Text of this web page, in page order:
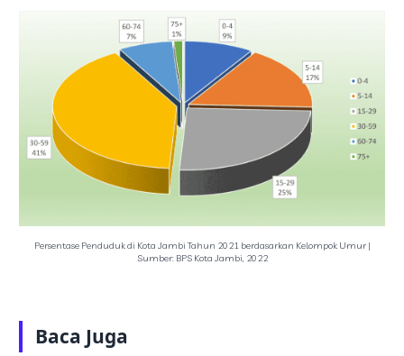
Persentase Penduduk di Kota Jambi Tahun 2021 berdasarkan Kelompok Umur |
Sumber: BPS Kota Jambi, 2022
Baca Juga